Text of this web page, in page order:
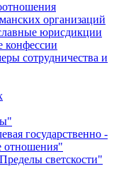
организаций
юрисдикции
конфессии
сотрудничества и
государственно -
отношения"
светскости"